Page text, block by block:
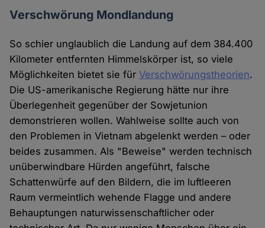
Verschwörung Mondlandung
So schier unglaublich die Landung auf dem 384.400
Kilometer entfernten Himmelskörper ist, so viele
Möglichkeiten bietet sie fürVerschwörungstheorien.
Die US-amerikanische Regierung hätte nur ihre
Überlegenheit gegenüber der Sowjetunion
demonstrieren wollen. Wahlweise sollte auch von
den Problemen in Vietnam abgelenkt werden – oder
beides zusammen. Als "Beweise" werden technisch
unüberwindbare Hürden angeführt, falsche
Schattenwürfe auf den Bildern, die im luftleeren
Raum vermeintlich wehende Flagge und andere
Behauptungen naturwissenschaftlicher oder